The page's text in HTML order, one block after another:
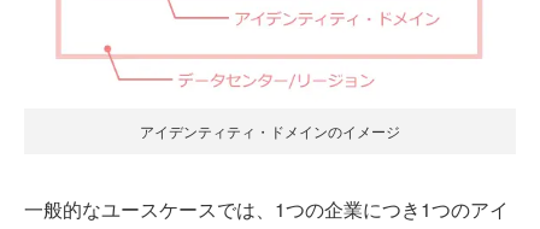
アイデンティティ・ドメインのイメージ
一般的なユースケースでは、1つの企業につき1つのアイ